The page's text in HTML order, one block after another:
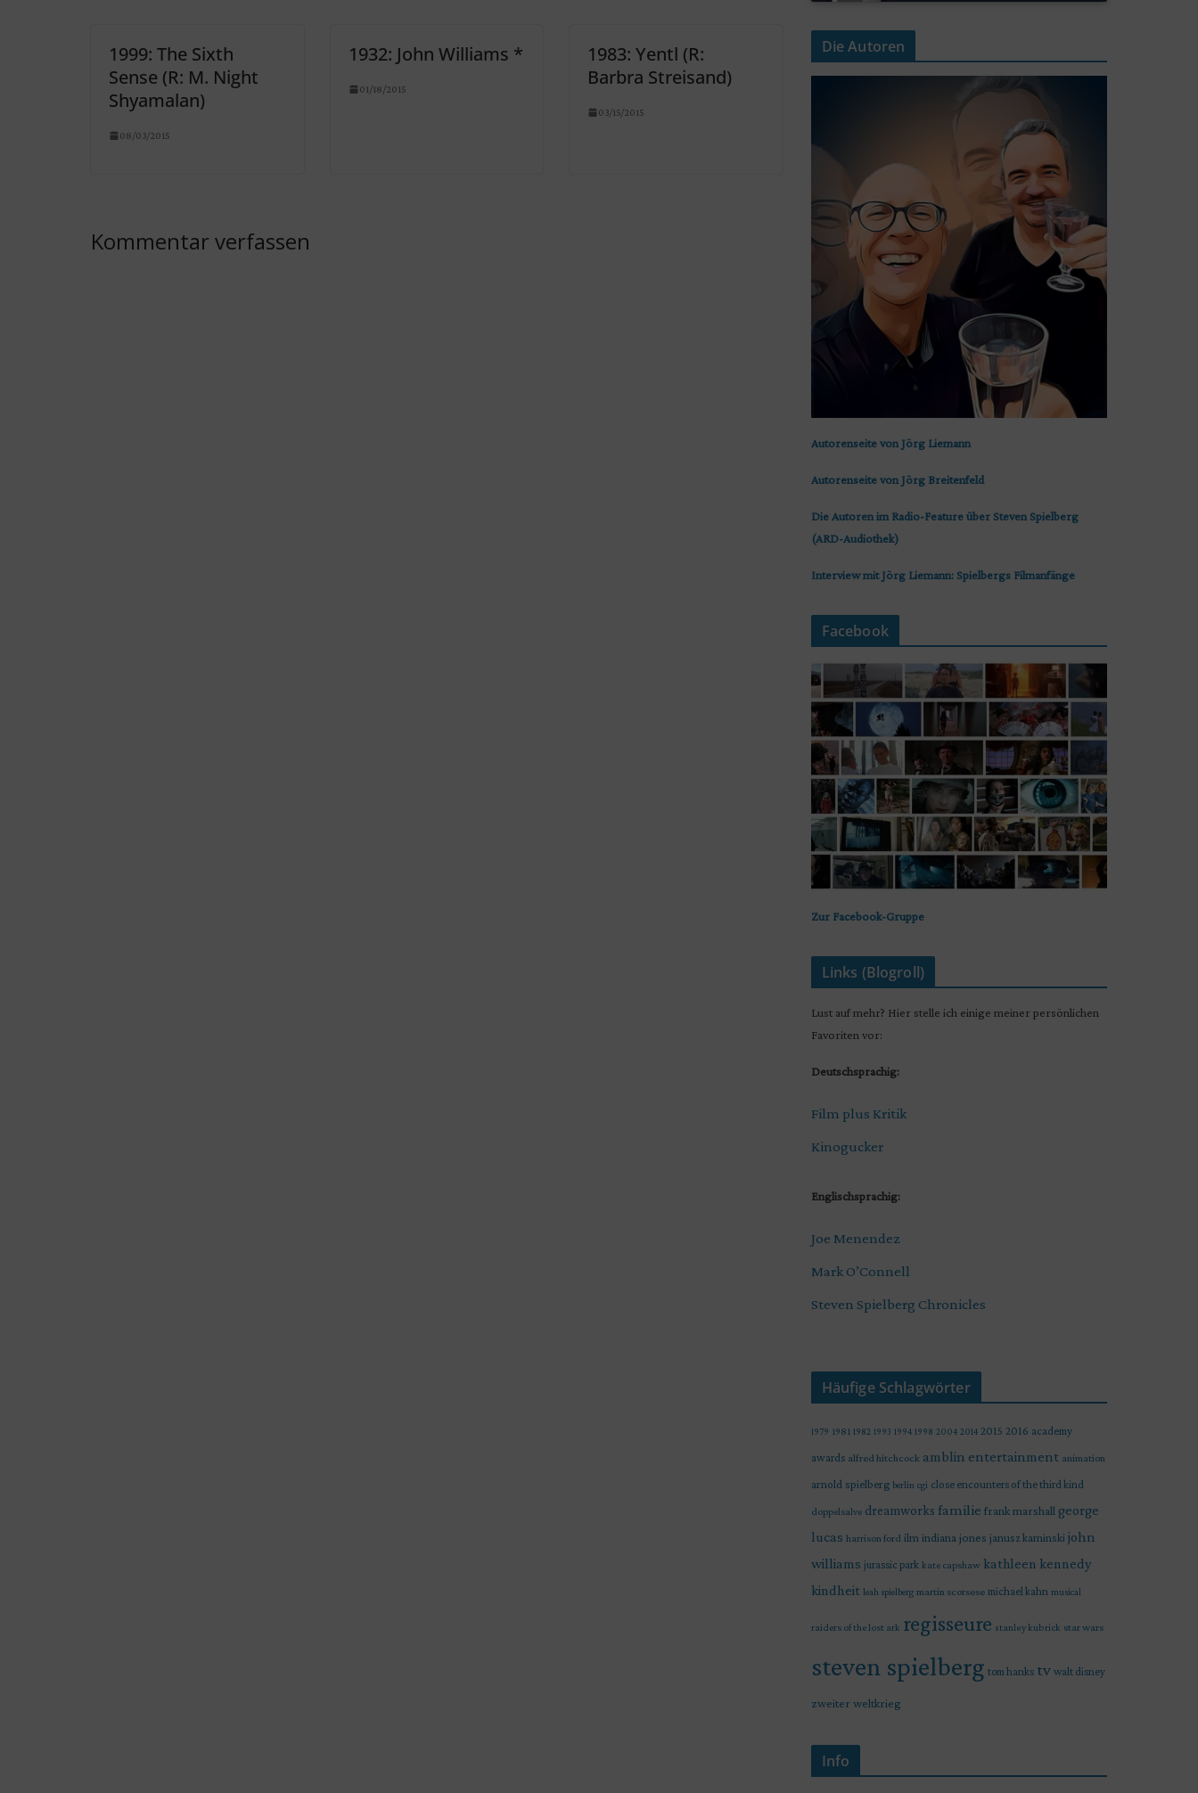
1999: The Sixth
Sense (R: M. Night
Shyamalan)
08/03/2015
1932: John Williams *
01/18/2015
1983: Yentl (R:
Barbra Streisand)
03/15/2015
Kommentar verfassen
Die Autoren
Autorenseite von Jörg Liemann
Autorenseite von Jörg Breitenfeld
Die Autoren im Radio-Feature über Steven Spielberg
(ARD-Audiothek)
Interview mit Jörg Liemann: Spielbergs Filmanfänge
Facebook
Zur Facebook-Gruppe
Links (Blogroll)
Lust auf mehr? Hier stelle ich einige meiner persönlichen
Favoriten vor:
Deutschsprachig:
Film plus Kritik
Kinogucker
Englischsprachig:
Joe Menendez
Mark O’Connell
Steven Spielberg Chronicles
Häufige Schlagwörter
1979 1981 1982 1993 1994 1998 2004 2014 2015 2016 academy
awards alfred hitchcock amblin entertainment animation
arnold spielberg berlin cgi close encounters of the third kind
doppelsalve dreamworks familie frank marshall george
lucas harrison ford ilm indiana jones janusz kaminski john
williams jurassic park kate capshaw kathleen kennedy
kindheit leah spielberg martin scorsese michael kahn musical
raiders of the lost ark regisseure stanley kubrick star wars
steven spielberg tom hanks tv walt disney
zweiter weltkrieg
Info